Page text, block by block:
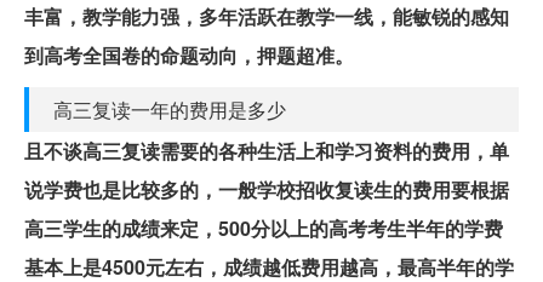
丰富，教学能力强，多年活跃在教学一线，能敏锐的感知
到高考全国卷的命题动向，押题超准。
高三复读一年的费用是多少
且不谈高三复读需要的各种生活上和学习资料的费用，单
说学费也是比较多的，一般学校招收复读生的费用要根据
高三学生的成绩来定，500分以上的高考考生半年的学费
基本上是4500元左右，成绩越低费用越高，最高半年的学